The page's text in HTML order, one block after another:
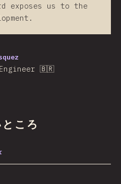
exposes us to the
🇧🇷
ころ